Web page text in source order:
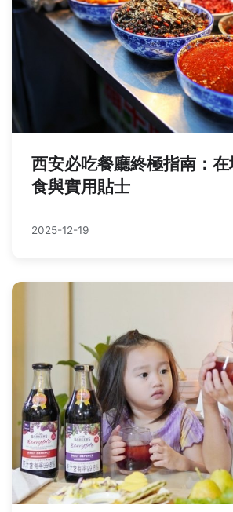
西安必吃餐廳終極指南：
食與實用貼士
2025-12-19